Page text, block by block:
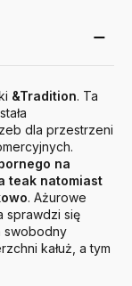
&Tradition. Ta
dla przestrzeni
na
teak natomiast
. Ażurowe
sprawdzi się
swobodny
kałuż, a tym